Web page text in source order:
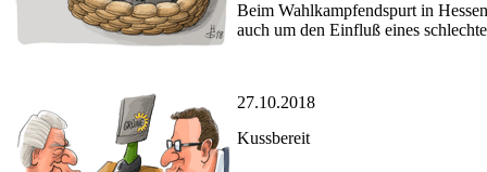
Beim Wahlkampfendspurt in
auch um den Einfluß eines
27.10.2018
Kussbereit